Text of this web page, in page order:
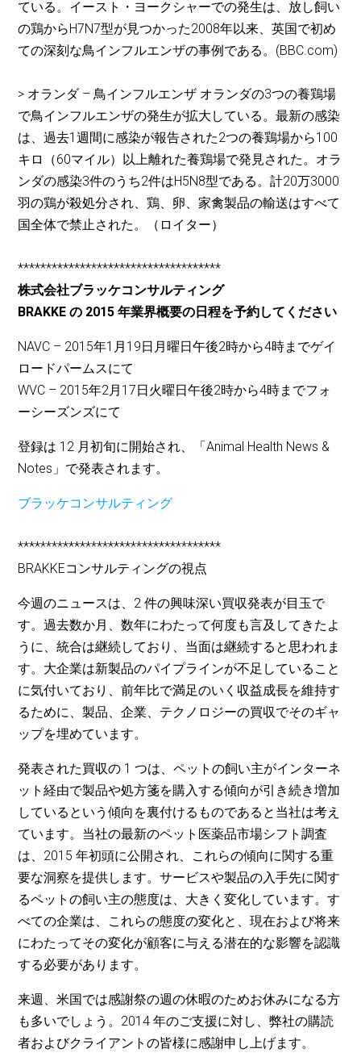
ている。イースト・ヨークシャーでの発生は、放し飼い
の鶏からH7N7型が見つかった2008年以来、英国で初め
ての深刻な鳥インフルエンザの事例である。(BBC.com)
> オランダ – 鳥インフルエンザ オランダの3つの養鶏場
で鳥インフルエンザの発生が拡大している。最新の感染
は、過去1週間に感染が報告された2つの養鶏場から100
キロ（60マイル）以上離れた養鶏場で発見された。オラ
ンダの感染3件のうち2件はH5N8型である。計20万3000
羽の鶏が殺処分され、鶏、卵、家禽製品の輸送はすべて
国全体で禁止された。（ロイター）
************************************
株式会社ブラッケコンサルティング
BRAKKE の 2015 年業界概要の日程を予約してください
NAVC – 2015年1月19日月曜日午後2時から4時までゲイ
ロードパームスにて
WVC – 2015年2月17日火曜日午後2時から4時までフォ
ーシーズンズにて
登録は 12 月初旬に開始され、「Animal Health News &
Notes」で発表されます。
ブラッケコンサルティング
************************************
BRAKKEコンサルティングの視点
今週のニュースは、2 件の興味深い買収発表が目玉で
す。過去数か月、数年にわたって何度も言及してきたよ
うに、統合は継続しており、当面は継続すると思われま
す。大企業は新製品のパイプラインが不足していること
に気付いており、前年比で満足のいく収益成長を維持す
るために、製品、企業、テクノロジーの買収でそのギャ
ップを埋めています。
発表された買収の 1 つは、ペットの飼い主がインターネ
ット経由で製品や処方箋を購入する傾向が引き続き増加
しているという傾向を裏付けるものであると当社は考え
ています。当社の最新のペット医薬品市場シフト調査
は、2015 年初頭に公開され、これらの傾向に関する重
要な洞察を提供します。サービスや製品の入手先に関す
るペットの飼い主の態度は、大きく変化しています。す
べての企業は、これらの態度の変化と、現在および将来
にわたってその変化が顧客に与える潜在的な影響を認識
する必要があります。
来週、米国では感謝祭の週の休暇のためお休みになる方
も多いでしょう。2014 年のご支援に対し、弊社の購読
者およびクライアントの皆様に感謝申し上げます。